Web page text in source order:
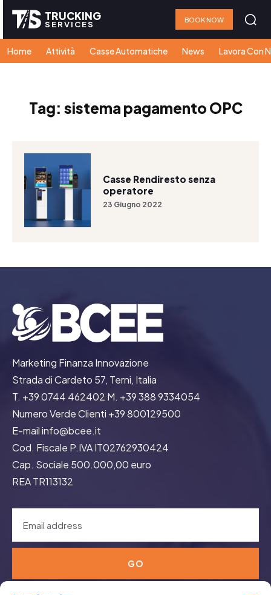
TRUCKING
SERVICES BOOK NOW
Home Attività Casse Automatiche News Lavora Con
Tag: sistema pagamento OPC
Casse Rendiresto senza
operatore
23 Giugno 2022
Marketing Finanza Innovazione
Strada di Cardeto 57, Terni, Italia
T. +39 0744 462402 M. +39 388 9334054
Numero Verde Clienti +39 800129500
E-mail info@bcee.it
Cod. Fiscale P.IVA IT02762930424
Cap. Sociale 500.000,00 euro
REA TR113132
GO